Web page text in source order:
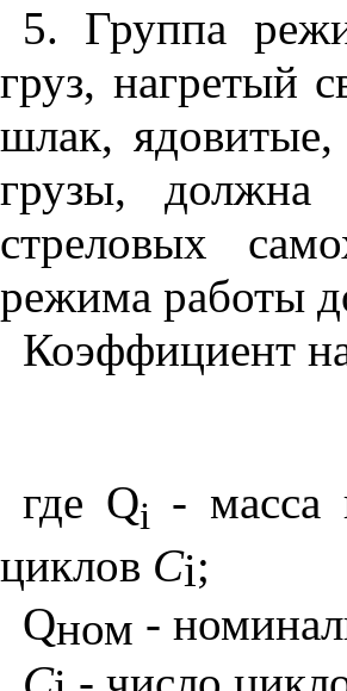
5. Группа
груз, нагретый
шлак, ядовитые,
грузы,
стреловых
режима работы
Коэффициент
где Qi - масса
циклов Ci;
Qном -